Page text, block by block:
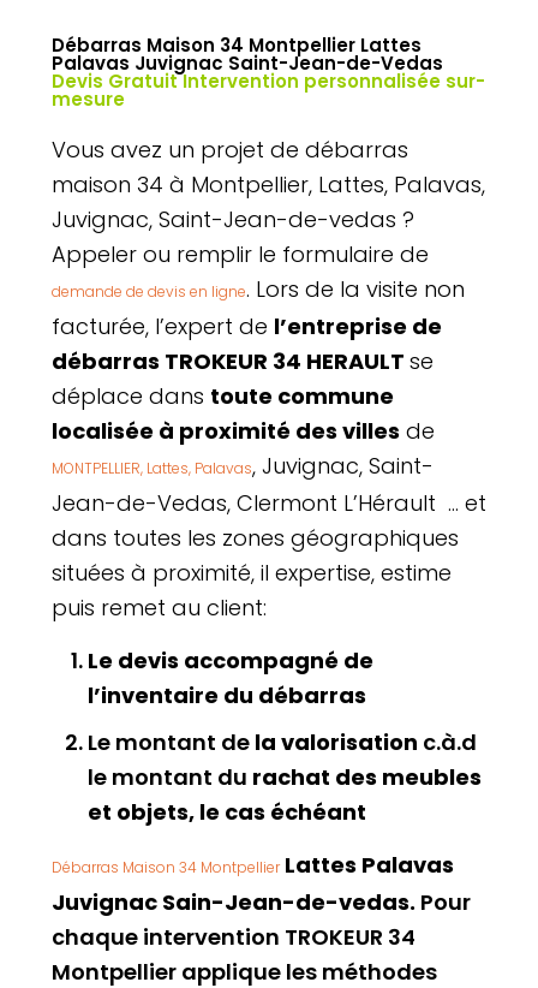
Débarras Maison 34 Montpellier Lattes
Palavas Juvignac Saint-Jean-de-Vedas
Devis Gratuit Intervention personnalisée sur-
mesure
Vous avez un projet de débarras
maison 34 à Montpellier, Lattes, Palavas,
Juvignac, Saint-Jean-de-vedas ?
Appeler ou remplir le formulaire de
demande de devis en ligne. Lors de la visite non
facturée, l’expert de l’entreprise de
débarras TROKEUR 34 HERAULT se
déplace dans toute commune
localisée à proximité des villes de
MONTPELLIER, Lattes, Palavas, Juvignac, Saint-
Jean-de-Vedas, Clermont L’Hérault … et
dans toutes les zones géographiques
situées à proximité, il expertise, estime
puis remet au client:
Le devis accompagné de
l’inventaire du débarras
Le montant de la valorisation c.à.d
le montant du rachat des meubles
et objets, le cas échéant
Débarras Maison 34 MontpellierLattes Palavas
Juvignac Sain-Jean-de-vedas. Pour
chaque intervention TROKEUR 34
Montpellier applique les méthodes